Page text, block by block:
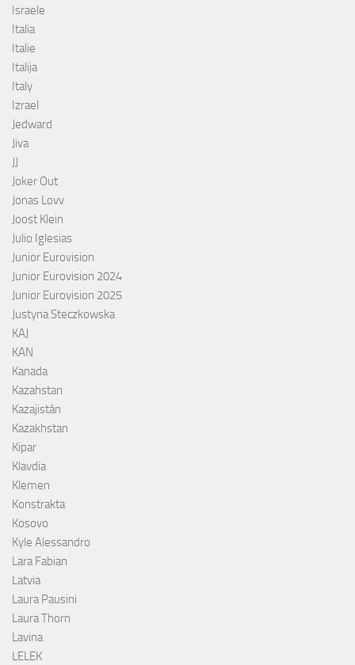
Israele
Italia
Italie
Italija
Italy
Izrael
Jedward
Jiva
JJ
Joker Out
Jonas Lovv
Joost Klein
Julio Iglesias
Junior Eurovision
Junior Eurovision 2024
Junior Eurovision 2025
Justyna Steczkowska
KAJ
KAN
Kanada
Kazahstan
Kazajistán
Kazakhstan
Kipar
Klavdia
Klemen
Konstrakta
Kosovo
Kyle Alessandro
Lara Fabian
Latvia
Laura Pausini
Laura Thorn
Lavina
LELEK